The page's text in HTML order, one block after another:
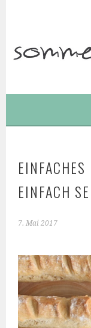
FOODBLOG
EINFACH
7. Mai 2017